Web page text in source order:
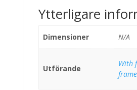
Ytterligare
Dimensioner N/A
Utförande
With
frame